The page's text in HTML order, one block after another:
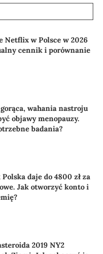
Netflix w Polsce w 2026
cennik i porównanie
wahania nastroju
objawy menopauzy.
badania?
daje do 4800 zł za
Jak otworzyć konto i
2019 NY2